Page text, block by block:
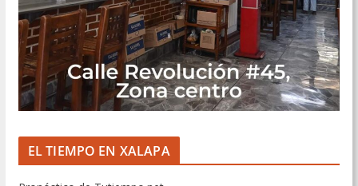
EL TIEMPO EN XALAPA